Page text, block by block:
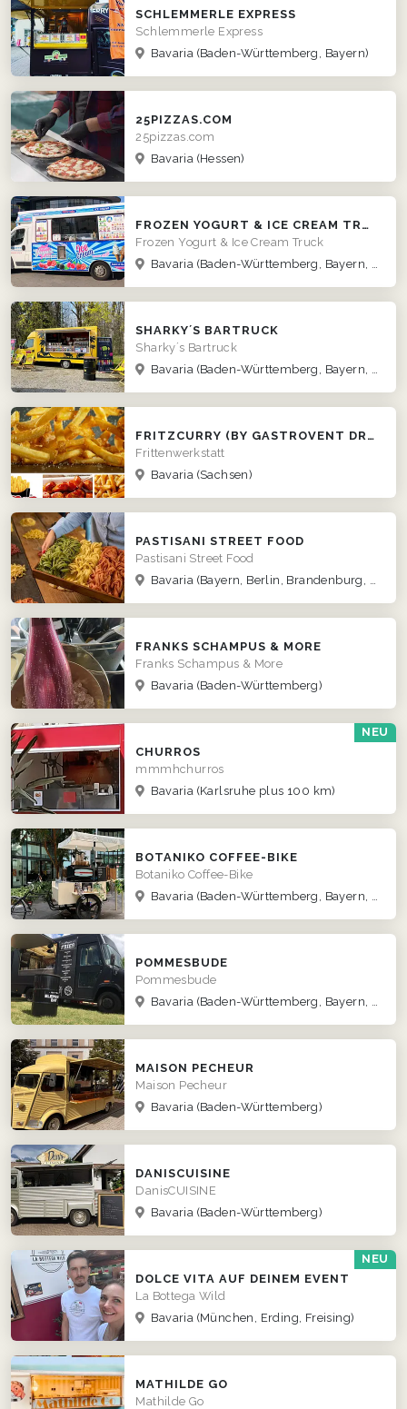
SCHLEMMERLE EXPRESS
Schlemmerle Express
Bavaria (Baden-Württemberg, Bayern)
25PIZZAS.COM
25pizzas.com
Bavaria (Hessen)
FROZEN YOGURT & ICE CREAM TRUCK
Frozen Yogurt & Ice Cream Truck
Bavaria (Baden-Württemberg, Bayern, Hessen, Niedersachsen, Nordrhein-Westfalen, Rheinland-Pfalz)
SHARKY´S BARTRUCK
Sharky´s Bartruck
Bavaria (Baden-Württemberg, Bayern, Hessen, Nordrhein-Westfalen, Rheinland-Pfalz, Saarland)
FRITZCURRY (BY GASTROVENT DRESDEN)
Frittenwerkstatt
Bavaria (Sachsen)
PASTISANI STREET FOOD
Pastisani Street Food
Bavaria (Bayern, Berlin, Brandenburg, Bremen, Hamburg, Hessen, Mecklenburg-Vorpommern, Niedersachsen, Nordrhein-Westfalen, Rheinland-Pfalz, Saarland, Sachsen, Sachsen-Anhalt, Schleswig-Holstein, Thüringen)
FRANKS SCHAMPUS & MORE
Franks Schampus & More
Bavaria (Baden-Württemberg)
NEU
CHURROS
mmmhchurros
Bavaria (Karlsruhe plus 100 km)
BOTANIKO COFFEE-BIKE
Botaniko Coffee-Bike
Bavaria (Baden-Württemberg, Bayern, Hessen, Nordrhein-Westfalen)
POMMESBUDE
Pommesbude
Bavaria (Baden-Württemberg, Bayern, Hessen)
MAISON PECHEUR
Maison Pecheur
Bavaria (Baden-Württemberg)
DANISCUISINE
DanisCUISINE
Bavaria (Baden-Württemberg)
NEU
DOLCE VITA AUF DEINEM EVENT
La Bottega Wild
Bavaria (München, Erding, Freising)
MATHILDE GO
Mathilde Go